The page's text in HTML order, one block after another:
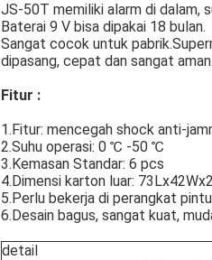
JS-50T memiliki alarm di dalam,
Baterai 9 V bisa dipakai 18 bulan.
Sangat cocok untuk
dipasang, cepat dan sangat
Fitur :
1.Fitur: mencegah shock anti-
2.Suhu operasi: 0 ℃ -50 ℃
3.Kemasan Standar: 6 pcs
4.Dimensi karton luar:
5.Perlu bekerja di perangkat
6.Desain bagus, sangat kuat,
detail